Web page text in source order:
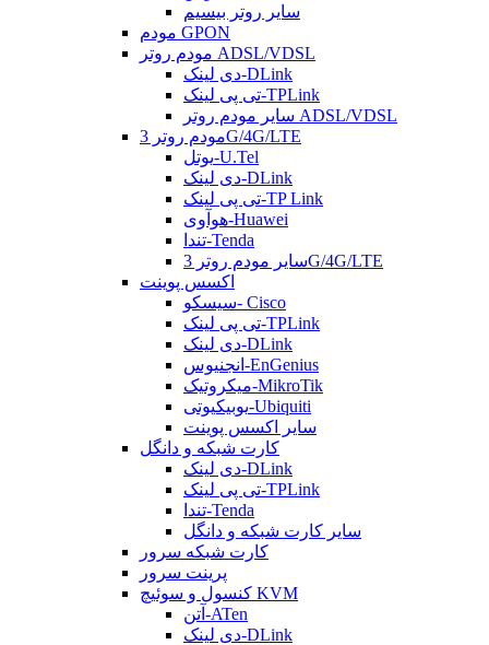
سایر روتر بیسیم
مودم GPON
مودم روتر ADSL/VDSL
دی لینک-DLink
تی پی لینک-TPLink
سایر مودم روتر ADSL/VDSL
مودم روتر 3G/4G/LTE
یوتل-U.Tel
دی لینک-DLink
تی پی لینک-TP Link
هوآوی-Huawei
تندا-Tenda
سایر مودم روتر 3G/4G/LTE
اکسس پوینت
سیسکو- Cisco
تی پی لینک-TPLink
دی لینک-DLink
انجنیوس-EnGenius
میکروتیک-MikroTik
یوبیکیوتی-Ubiquiti
سایر اکسس پوینت
کارت شبکه و دانگل
دی لینک-DLink
تی پی لینک-TPLink
تندا-Tenda
سایر کارت شبکه و دانگل
کارت شبکه سرور
پرینت سرور
کنسول و سوئیچ KVM
آتن-ATen
دی لینک-DLink